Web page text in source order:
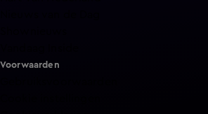
Voorwaarden